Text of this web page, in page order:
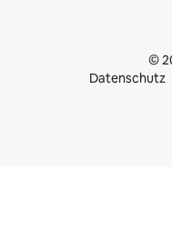
©
Datenschutz